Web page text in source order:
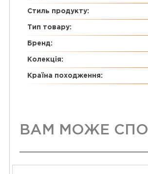
Стиль продукту:
Тип товару:
Бренд:
Колекція:
Країна походження:
ВАМ МОЖЕ